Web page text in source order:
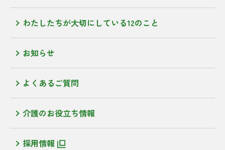
わたしたちが大切にしている12のこと
お知らせ
よくあるご質問
介護のお役立ち情報
採用情報